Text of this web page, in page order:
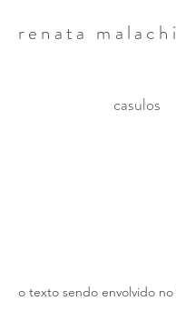
renata
casulos
o texto sendo envolvido